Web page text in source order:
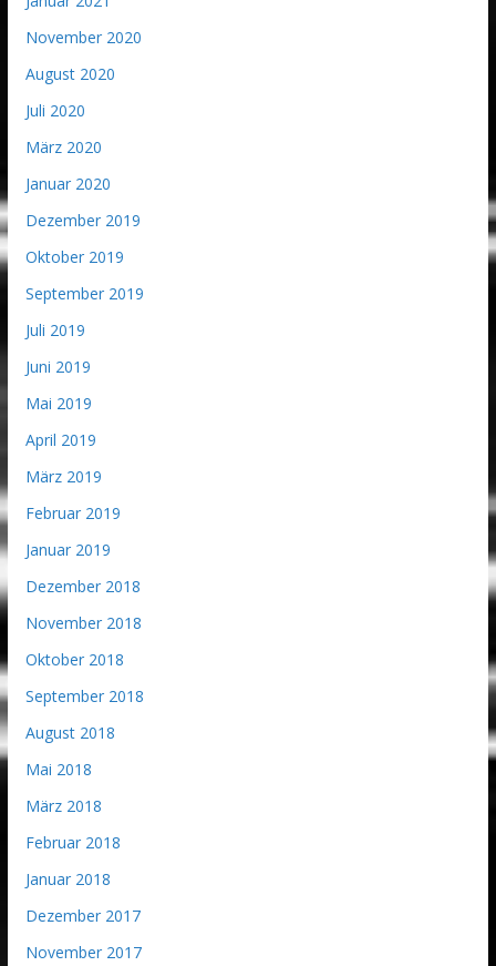
November 2020
August 2020
Juli 2020
März 2020
Januar 2020
Dezember 2019
Oktober 2019
September 2019
Juli 2019
Juni 2019
Mai 2019
April 2019
März 2019
Februar 2019
Januar 2019
Dezember 2018
November 2018
Oktober 2018
September 2018
August 2018
Mai 2018
März 2018
Februar 2018
Januar 2018
Dezember 2017
November 2017